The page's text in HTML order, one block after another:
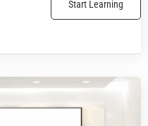
Start Learning